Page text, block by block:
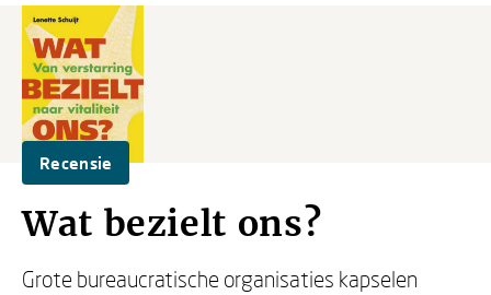
Recensie
Wat bezielt ons?
Grote bureaucratische organisaties kapselen